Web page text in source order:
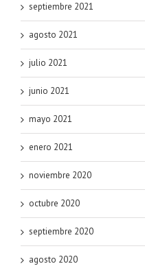
septiembre 2021
agosto 2021
julio 2021
junio 2021
mayo 2021
enero 2021
noviembre 2020
octubre 2020
septiembre 2020
agosto 2020